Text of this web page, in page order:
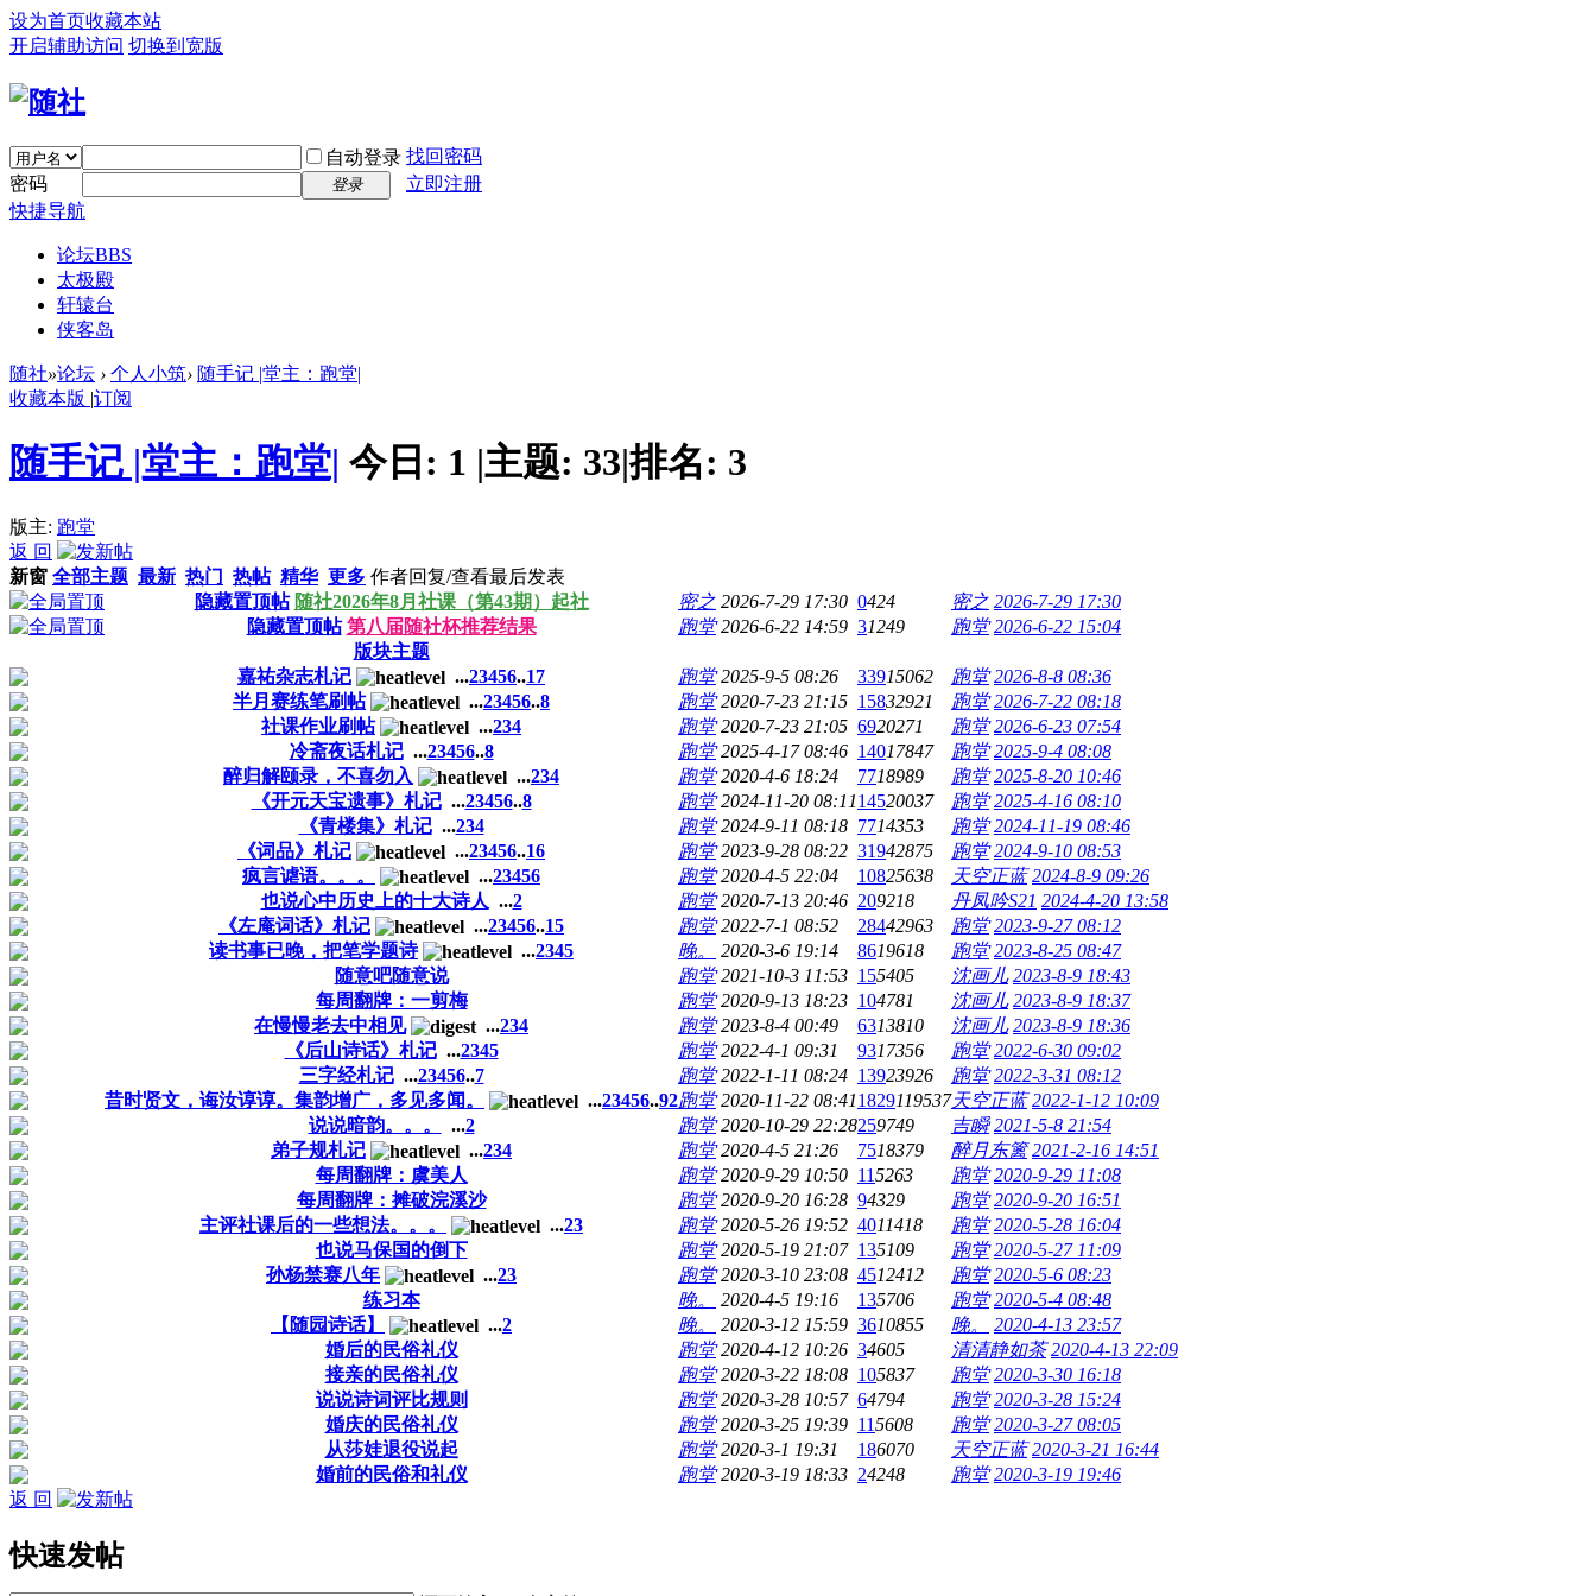
设为首页收藏本站
开启辅助访问 切换到宽版
自动登录 找回密码
密码
登录
立即注册
快捷导航
论坛BBS
太极殿
轩辕台
侠客岛
随社»论坛 › 个人小筑› 随手记 |堂主：跑堂|
收藏本版 |订阅
随手记 |堂主：跑堂| 今日: 1 |主题: 33|排名: 3
版主: 跑堂
返 回
新窗 全部主题 最新 热门 热帖 精华 更多 作者回复/查看最后发表
隐藏置顶帖 随社2026年8月社课（第43期）起社 密之 2026-7-29 17:30 0424 密之 2026-7-29 17:30
隐藏置顶帖 第八届随社杯推荐结果 跑堂 2026-6-22 14:59 31249 跑堂 2026-6-22 15:04
版块主题
嘉祐杂志札记
...23456..17 跑堂 2025-9-5 08:26 33915062 跑堂 2026-8-8 08:36
半月赛练笔刷帖
...23456..8 跑堂 2020-7-23 21:15 15832921 跑堂 2026-7-22 08:18
社课作业刷帖
...234 跑堂 2020-7-23 21:05 6920271 跑堂 2026-6-23 07:54
冷斋夜话札记 ...23456..8 跑堂 2025-4-17 08:46 14017847 跑堂 2025-9-4 08:08
醉归解颐录，不喜勿入
...234 跑堂 2020-4-6 18:24 7718989 跑堂 2025-8-20 10:46
《开元天宝遗事》札记 ...23456..8 跑堂 2024-11-20 08:1114520037 跑堂 2025-4-16 08:10
《青楼集》札记 ...234 跑堂 2024-9-11 08:18 7714353 跑堂 2024-11-19 08:46
《词品》札记
...23456..16 跑堂 2023-9-28 08:22 31942875 跑堂 2024-9-10 08:53
疯言谑语。。。
...23456 跑堂 2020-4-5 22:04 10825638 天空正蓝 2024-8-9 09:26
也说心中历史上的十大诗人 ...2 跑堂 2020-7-13 20:46 209218 丹凤吟S21 2024-4-20 13:58
《左庵词话》札记
...23456..15 跑堂 2022-7-1 08:52 28442963 跑堂 2023-9-27 08:12
读书事已晚，把笔学题诗
...2345 晚。 2020-3-6 19:14 8619618 跑堂 2023-8-25 08:47
随意吧随意说
跑堂 2021-10-3 11:53 155405 沈画儿 2023-8-9 18:43
每周翻牌：一剪梅
跑堂 2020-9-13 18:23 104781 沈画儿 2023-8-9 18:37
在慢慢老去中相见
...234 跑堂 2023-8-4 00:49 6313810 沈画儿 2023-8-9 18:36
《后山诗话》札记 ...2345 跑堂 2022-4-1 09:31 9317356 跑堂 2022-6-30 09:02
三字经札记 ...23456..7 跑堂 2022-1-11 08:24 13923926 跑堂 2022-3-31 08:12
昔时贤文，诲汝谆谆。集韵增广，多见多闻。
...23456..92跑堂 2020-11-22 08:411829119537天空正蓝 2022-1-12 10:09
说说暗韵。。。
...2 跑堂 2020-10-29 22:28259749 吉瞬 2021-5-8 21:54
弟子规札记
...234 跑堂 2020-4-5 21:26 7518379 醉月东篱 2021-2-16 14:51
每周翻牌：虞美人
跑堂 2020-9-29 10:50 115263 跑堂 2020-9-29 11:08
每周翻牌：摊破浣溪沙
跑堂 2020-9-20 16:28 94329 跑堂 2020-9-20 16:51
主评社课后的一些想法。。。
...23 跑堂 2020-5-26 19:52 4011418 跑堂 2020-5-28 16:04
也说马保国的倒下
跑堂 2020-5-19 21:07 135109 跑堂 2020-5-27 11:09
孙杨禁赛八年
...23 跑堂 2020-3-10 23:08 4512412 跑堂 2020-5-6 08:23
练习本
晚。 2020-4-5 19:16 135706 跑堂 2020-5-4 08:48
【随园诗话】
...2 晚。 2020-3-12 15:59 3610855 晚。
2020-4-13 23:57
婚后的民俗礼仪
跑堂 2020-4-12 10:26 34605 清清静如茶 2020-4-13 22:09
接亲的民俗礼仪
跑堂 2020-3-22 18:08 105837 跑堂 2020-3-30 16:18
说说诗词评比规则
跑堂 2020-3-28 10:57 64794 跑堂 2020-3-28 15:24
婚庆的民俗礼仪
跑堂 2020-3-25 19:39 115608 跑堂 2020-3-27 08:05
从莎娃退役说起
跑堂 2020-3-1 19:31 186070 天空正蓝 2020-3-21 16:44
婚前的民俗和礼仪
跑堂 2020-3-19 18:33 24248 跑堂 2020-3-19 19:46
返 回
快速发帖